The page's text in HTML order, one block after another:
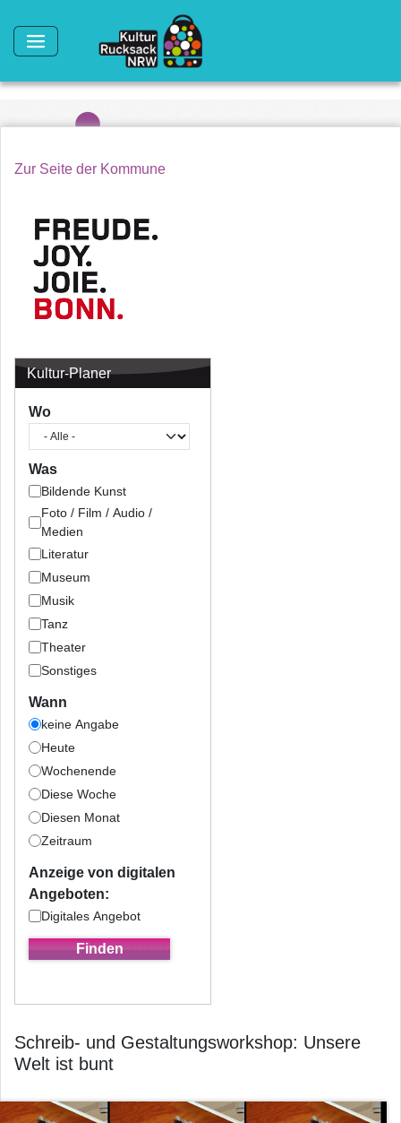
Zur Seite der Kommune
Kultur-Planer
Wo
Was
Bildende Kunst
Foto / Film / Audio /
Medien
Literatur
Museum
Musik
Tanz
Theater
Sonstiges
Wann
keine Angabe
Heute
Wochenende
Diese Woche
Diesen Monat
Zeitraum
Anzeige von digitalen
Angeboten:
Digitales Angebot
Schreib- und Gestaltungsworkshop: Unsere
Welt ist bunt